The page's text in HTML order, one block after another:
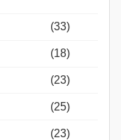
(33)
(18)
(23)
(25)
(23)